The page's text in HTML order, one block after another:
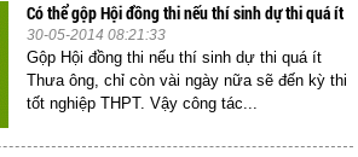
Có thể gộp Hội đồng thi nếu thí sinh dự thi quá ít
30-05-2014 08:21:33
Gộp Hội đồng thi nếu thí sinh dự thi quá ít
Thưa ông, chỉ còn vài ngày nữa sẽ đến kỳ thi
tốt nghiệp THPT. Vậy công tác...